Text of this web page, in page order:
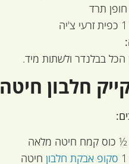
חופן תרד
1 כפית זרעי צ'יה
:
הכל בבלנדר ולשתות מיד.
חלבון חיטה
:
½ כוס קמח חיטה מלאה
1 סקופ אבקת חלבון חיטה